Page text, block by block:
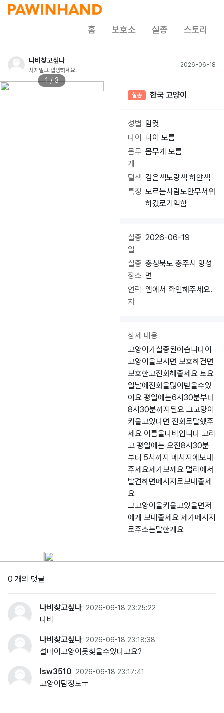
홈 보호소 실종 스토리
나비찾고싶나
사지말고 입양하세요.
2026-06-18
1 / 3
실종 한국 고양이
성별 암컷
나이
나이 모름
몸무
게
몸무게 모름
털색 검은색노랑색 하얀색
특징 모르는사람도안무서워
하겄로기억함
실종
일
2026-06-19
실종
장소
충청북도 충주시 앙성
면
연락
처
앱에서 확인해주세요.
상세 내용
고양이가실종된어습니다이
고양이을보시면 보호하건면
보호한고전화해줄세요 토요
일날에전화을많이받을수있
어요 평일에는6시30분부터
8시30분까지된요 그고양이
키울고있다면 전화로말했주
세요 이름을나비입니다 고리
고 평일에는 오전8시30분
부터 5시까지 메시지에보내
주세요제가보께요 멀리에서
발견하면메시지로보내줄세
요
그고양이을키울고있을면저
에게 보내줄세요 제가메시지
로주소는말한게요
0 개의 댓글
나비찾고싶나 2026-06-18 23:25:22
나비
나비찾고싶나 2026-06-18 23:18:38
설마이고양이못찾을수있다고요?
lsw3510 2026-06-18 23:17:41
고양이탐정도ㅜ